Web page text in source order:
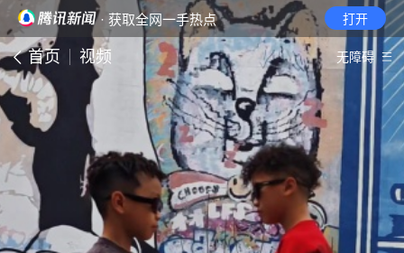
· 获取全网一手热点 打开
首页 视频 无障碍